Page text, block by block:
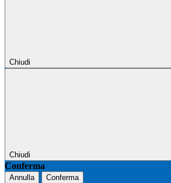
Chiudi
Chiudi
Conferma
Annulla Conferma